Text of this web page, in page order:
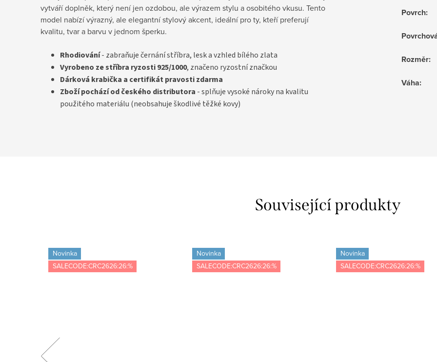
vytváří doplněk, který není jen ozdobou, ale výrazem stylu a osobitého vkusu. Tento
model nabízí výrazný, ale elegantní stylový akcent, ideální pro ty, kteří preferují
kvalitu, tvar a barvu v jednom šperku.
Rhodiování- zabraňuje černání stříbra, lesk a vzhled bílého zlata
Vyrobeno ze stříbra ryzosti 925/1000, značeno ryzostní značkou
Dárková krabička a certifikát pravostizdarma
Zboží pochází od českého distributora - splňuje vysoké nároky na kvalitu
použitého materiálu (neobsahuje škodlivé těžké kovy)
Povrch:
Rozměr:
Váha:
Související produkty
Novinka
SALECODE:CRC2626:26:%
Novinka
SALECODE:CRC2626:26:%
Novinka
SALECODE:CRC2626:26:%